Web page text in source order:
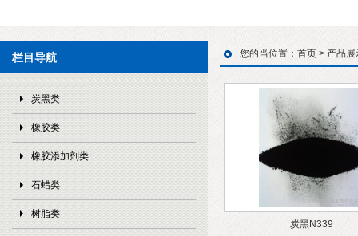
栏目导航
炭黑类
橡胶类
橡胶添加剂类
石蜡类
树脂类
您的当位置： 首页> 产品展
炭黑N339